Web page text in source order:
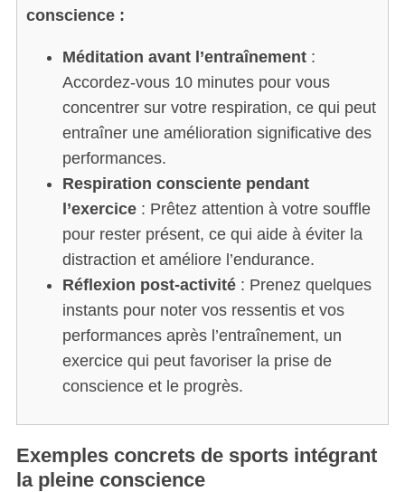
conscience :
Méditation avant l’entraînement:
Accordez-vous 10 minutes pour vous
concentrer sur votre respiration, ce qui peut
entraîner une amélioration significative des
performances.
Respiration consciente pendant
l’exercice: Prêtez attention à votre souffle
pour rester présent, ce qui aide à éviter la
distraction et améliore l’endurance.
Réflexion post-activité: Prenez quelques
instants pour noter vos ressentis et vos
performances après l’entraînement, un
exercice qui peut favoriser la prise de
conscience et le progrès.
Exemples concrets de sports intégrant
la pleine conscience